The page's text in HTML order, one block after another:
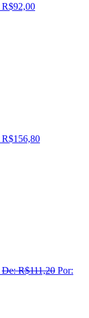
R$92,00
R$156,80
De: R$111,20 Por: